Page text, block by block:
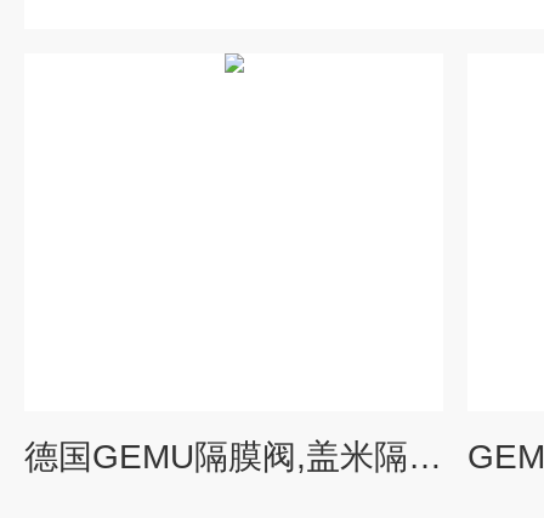
德国GEMU隔膜阀,盖米隔膜阀选型技术